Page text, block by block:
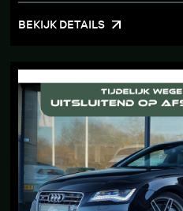
BEKIJK DETAILS